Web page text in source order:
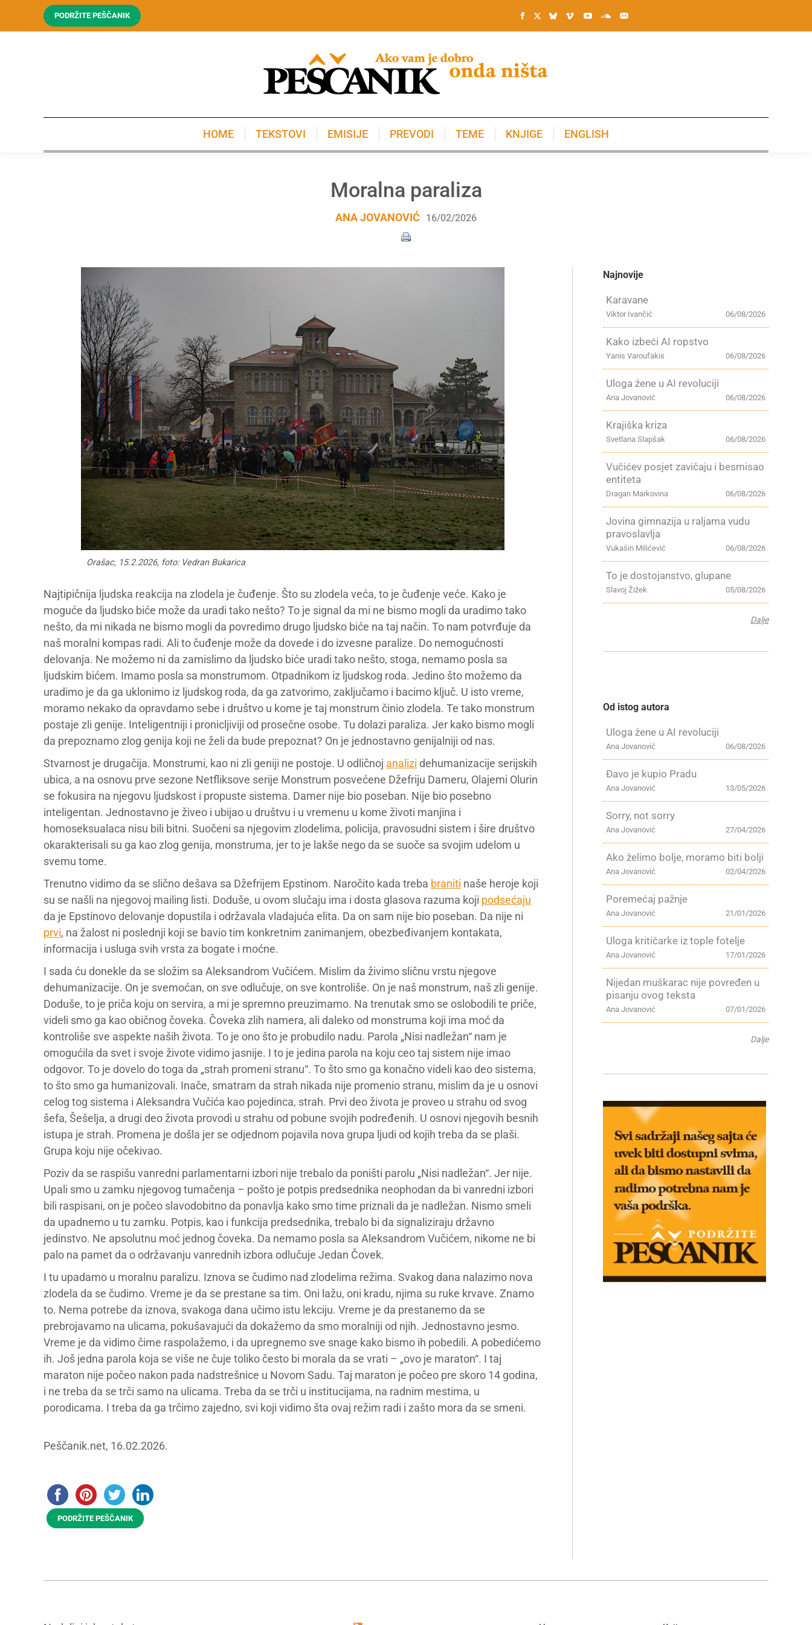
PODRŽITE PEŠČANIK
HOME TEKSTOVI EMISIJE PREVODI TEME KNJIGE ENGLISH
Moralna paraliza
ANA JOVANOVIĆ 16/02/2026
Orašac, 15.2.2026, foto: Vedran Bukarica
Najtipičnija ljudska reakcija na zlodela je čuđenje. Što su zlodela veća, to je čuđenje veće. Kako je
moguće da ljudsko biće može da uradi tako nešto? To je signal da mi ne bismo mogli da uradimo tako
nešto, da mi nikada ne bismo mogli da povredimo drugo ljudsko biće na taj način. To nam potvrđuje da
naš moralni kompas radi. Ali to čuđenje može da dovede i do izvesne paralize. Do nemogućnosti
delovanja. Ne možemo ni da zamislimo da ljudsko biće uradi tako nešto, stoga, nemamo posla sa
ljudskim bićem. Imamo posla sa monstrumom. Otpadnikom iz ljudskog roda. Jedino što možemo da
uradimo je da ga uklonimo iz ljudskog roda, da ga zatvorimo, zaključamo i bacimo ključ. U isto vreme,
moramo nekako da opravdamo sebe i društvo u kome je taj monstrum činio zlodela. Te tako monstrum
postaje zli genije. Inteligentniji i pronicljiviji od prosečne osobe. Tu dolazi paraliza. Jer kako bismo mogli
da prepoznamo zlog genija koji ne želi da bude prepoznat? On je jednostavno genijalniji od nas.
Stvarnost je drugačija. Monstrumi, kao ni zli geniji ne postoje. U odličnoj analizi dehumanizacije serijskih
ubica, a na osnovu prve sezone Netfliksove serije Monstrum posvećene Džefriju Dameru, Olajemi Olurin
se fokusira na njegovu ljudskost i propuste sistema. Damer nije bio poseban. Nije bio posebno
inteligentan. Jednostavno je živeo i ubijao u društvu i u vremenu u kome životi manjina i
homoseksualaca nisu bili bitni. Suočeni sa njegovim zlodelima, policija, pravosudni sistem i šire društvo
okarakterisali su ga kao zlog genija, monstruma, jer to je lakše nego da se suoče sa svojim udelom u
svemu tome.
Trenutno vidimo da se slično dešava sa Džefrijem Epstinom. Naročito kada treba braniti naše heroje koji
su se našli na njegovoj mailing listi. Doduše, u ovom slučaju ima i dosta glasova razuma koji podsećaju
da je Epstinovo delovanje dopustila i održavala vladajuća elita. Da on sam nije bio poseban. Da nije ni
prvi, na žalost ni poslednji koji se bavio tim konkretnim zanimanjem, obezbeđivanjem kontakata,
informacija i usluga svih vrsta za bogate i moćne.
I sada ću donekle da se složim sa Aleksandrom Vučićem. Mislim da živimo sličnu vrstu njegove
dehumanizacije. On je svemoćan, on sve odlučuje, on sve kontroliše. On je naš monstrum, naš zli genije.
Doduše, to je priča koju on servira, a mi je spremno preuzimamo. Na trenutak smo se oslobodili te priče,
videli smo ga kao običnog čoveka. Čoveka zlih namera, ali daleko od monstruma koji ima moć da
kontroliše sve aspekte naših života. To je ono što je probudilo nadu. Parola „Nisi nadležan“ nam je
omogućila da svet i svoje živote vidimo jasnije. I to je jedina parola na koju ceo taj sistem nije imao
odgovor. To je dovelo do toga da „strah promeni stranu“. To što smo ga konačno videli kao deo sistema,
to što smo ga humanizovali. Inače, smatram da strah nikada nije promenio stranu, mislim da je u osnovi
celog tog sistema i Aleksandra Vučića kao pojedinca, strah. Prvi deo života je proveo u strahu od svog
šefa, Šešelja, a drugi deo života provodi u strahu od pobune svojih podređenih. U osnovi njegovih besnih
istupa je strah. Promena je došla jer se odjednom pojavila nova grupa ljudi od kojih treba da se plaši.
Grupa koju nije očekivao.
Poziv da se raspišu vanredni parlamentarni izbori nije trebalo da poništi parolu „Nisi nadležan“. Jer nije.
Upali smo u zamku njegovog tumačenja – pošto je potpis predsednika neophodan da bi vanredni izbori
bili raspisani, on je počeo slavodobitno da ponavlja kako smo time priznali da je nadležan. Nismo smeli
da upadnemo u tu zamku. Potpis, kao i funkcija predsednika, trebalo bi da signaliziraju državno
jedinstvo. Ne apsolutnu moć jednog čoveka. Da nemamo posla sa Aleksandrom Vučićem, nikome ne bi
palo na pamet da o održavanju vanrednih izbora odlučuje Jedan Čovek.
I tu upadamo u moralnu paralizu. Iznova se čudimo nad zlodelima režima. Svakog dana nalazimo nova
zlodela da se čudimo. Vreme je da se prestane sa tim. Oni lažu, oni kradu, njima su ruke krvave. Znamo
to. Nema potrebe da iznova, svakoga dana učimo istu lekciju. Vreme je da prestanemo da se
prebrojavamo na ulicama, pokušavajući da dokažemo da smo moralniji od njih. Jednostavno jesmo.
Vreme je da vidimo čime raspolažemo, i da upregnemo sve snage kako bismo ih pobedili. A pobedićemo
ih. Još jedna parola koja se više ne čuje toliko često bi morala da se vrati – „ovo je maraton“. I taj
maraton nije počeo nakon pada nadstrešnice u Novom Sadu. Taj maraton je počeo pre skoro 14 godina,
i ne treba da se trči samo na ulicama. Treba da se trči u institucijama, na radnim mestima, u
porodicama. I treba da ga trčimo zajedno, svi koji vidimo šta ovaj režim radi i zašto mora da se smeni.
Peščanik.net, 16.02.2026.
PODRŽITE PEŠČANIK
Najnovije
Karavane
06/08/2026
Viktor Ivančić
Kako izbeći AI ropstvo
06/08/2026
Yanis Varoufakis
Uloga žene u AI revoluciji
06/08/2026
Ana Jovanović
Krajiška kriza
06/08/2026
Svetlana Slapšak
Vučićev posjet zavičaju i besmisao
entiteta
06/08/2026
Dragan Markovina
Jovina gimnazija u raljama vudu
pravoslavlja
06/08/2026
Vukašin Milićević
To je dostojanstvo, glupane
05/08/2026
Slavoj Žižek
Dalje
Od istog autora
Uloga žene u AI revoluciji
06/08/2026
Ana Jovanović
Đavo je kupio Pradu
13/05/2026
Ana Jovanović
Sorry, not sorry
27/04/2026
Ana Jovanović
Ako želimo bolje, moramo biti bolji
02/04/2026
Ana Jovanović
Poremećaj pažnje
21/01/2026
Ana Jovanović
Uloga kritičarke iz tople fotelje
17/01/2026
Ana Jovanović
Nijedan muškarac nije povređen u
pisanju ovog teksta
07/01/2026
Ana Jovanović
Dalje
KNJIGE ENGLISH